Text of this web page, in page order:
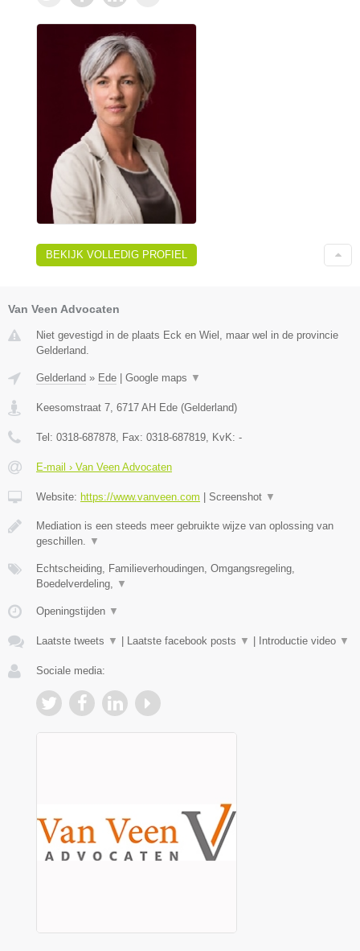
BEKIJK VOLLEDIG PROFIEL
Van Veen Advocaten
Niet gevestigd in de plaats Eck en Wiel, maar wel in de provincie
Gelderland.
Gelderland » Ede | Google maps ▼
Keesomstraat 7 6717 AH Ede (Gelderland)
Tel: 0318-687878 , Fax: 0318-687819 , KvK: -
E-mail › Van Veen Advocaten
Website: https://www.vanveen.com | Screenshot ▼
Mediation is een steeds meer gebruikte wijze van oplossing van
geschillen.
▼
Echtscheiding, Familieverhoudingen, Omgangsregeling,
Boedelverdeling,
▼
Openingstijden ▼
Laatste tweets ▼ | Laatste facebook posts ▼ | Introductie video ▼
Sociale media: